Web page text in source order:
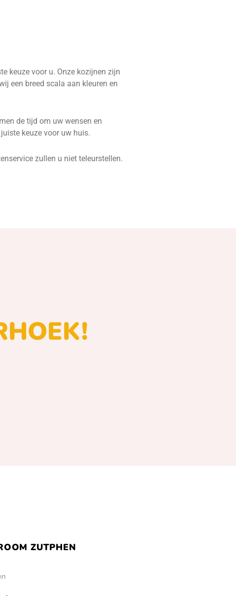
keuze voor u. Onze kozijnen zijn
een breed scala aan kleuren en
de tijd om uw wensen en
keuze voor uw huis.
zullen u niet teleurstellen.
ZUTPHEN